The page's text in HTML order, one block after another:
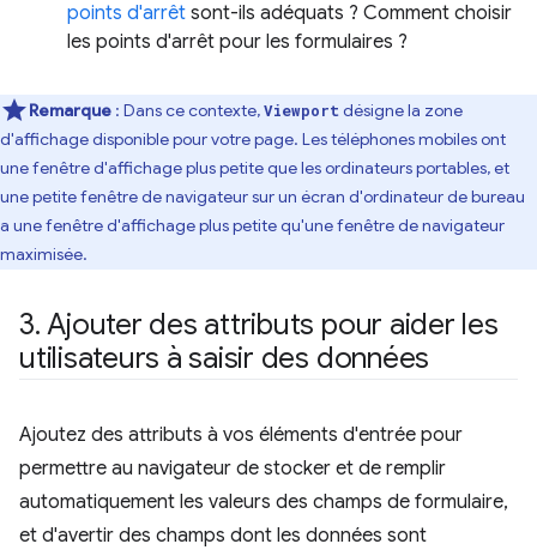
points d'arrêt sont-ils adéquats ? Comment choisir
les points d'arrêt pour les formulaires ?
Remarque : Dans ce contexte,Viewport désigne la zone
d'affichage disponible pour votre page. Les téléphones mobiles ont
une fenêtre d'affichage plus petite que les ordinateurs portables, et
une petite fenêtre de navigateur sur un écran d'ordinateur de bureau
a une fenêtre d'affichage plus petite qu'une fenêtre de navigateur
maximisée.
3. Ajouter des attributs pour aider les
utilisateurs à saisir des données
Ajoutez des attributs à vos éléments d'entrée pour
permettre au navigateur de stocker et de remplir
automatiquement les valeurs des champs de formulaire,
et d'avertir des champs dont les données sont